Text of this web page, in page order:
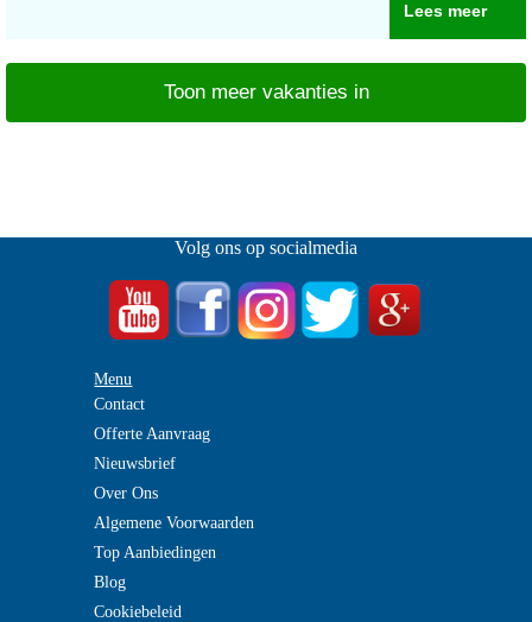
Lees meer
Toon meer vakanties in
Volg ons op socialmedia
Menu
Contact
Offerte Aanvraag
Nieuwsbrief
Over Ons
Algemene Voorwaarden
Top Aanbiedingen
Blog
Cookiebeleid